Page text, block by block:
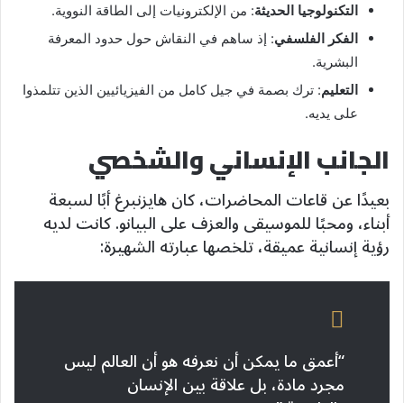
التكنولوجيا الحديثة: من الإلكترونيات إلى الطاقة النووية.
الفكر الفلسفي: إذ ساهم في النقاش حول حدود المعرفة
البشرية.
التعليم: ترك بصمة في جيل كامل من الفيزيائيين الذين تتلمذوا
على يديه.
الجانب الإنساني والشخصي
بعيدًا عن قاعات المحاضرات، كان هايزنبرغ أبًا لسبعة
أبناء، ومحبًا للموسيقى والعزف على البيانو. كانت لديه
رؤية إنسانية عميقة، تلخصها عبارته الشهيرة:
“أعمق ما يمكن أن نعرفه هو أن العالم ليس
مجرد مادة، بل علاقة بين الإنسان